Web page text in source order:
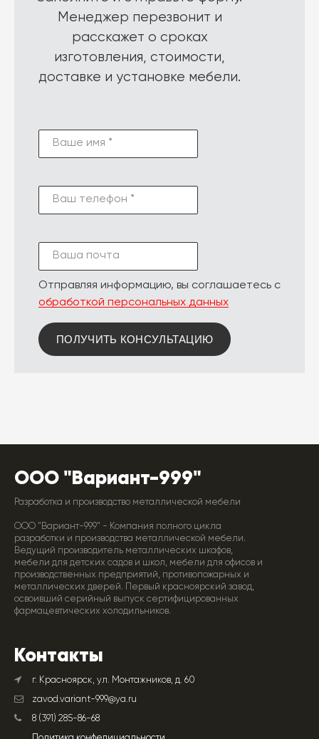
Менеджер перезвонит и
расскажет о сроках
изготовления, стоимости,
доставке и установке мебели.
Ваше имя *
Ваш телефон *
Ваша почта
Отправляя информацию, вы соглашаетесь с
обработкой персональных данных
ПОЛУЧИТЬ КОНСУЛЬТАЦИЮ
ООО "Вариант-999"
Разработка и производство металлической мебели
ООО "Вариант-999" - Компания полного цикла
разработки и производства металлической мебели.
Ведущий производитель металлических шкафов,
мебели для детских садов и школ, мебели для офисов и
производственных предприятий, противопожарных и
металлических дверей. Первый красноярский завод,
освоивший серийный выпуск сертифицированных
фармацевтических холодильников.
Контакты
г. Красноярск, ул. Монтажников, д. 60
zavod.variant-999@ya.ru
8 (391) 285-86-68